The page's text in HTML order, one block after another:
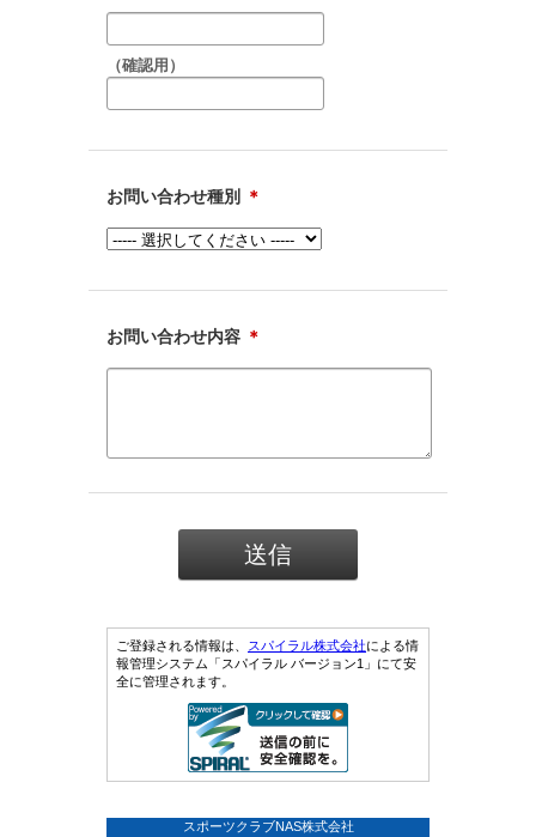
（確認用）
お問い合わせ種別 ＊
お問い合わせ内容 ＊
ご登録される情報は、 スパイラル株式会社による情
報管理システム「スパイラル バージョン1」にて安
全に管理されます。
スポーツクラブNAS株式会社